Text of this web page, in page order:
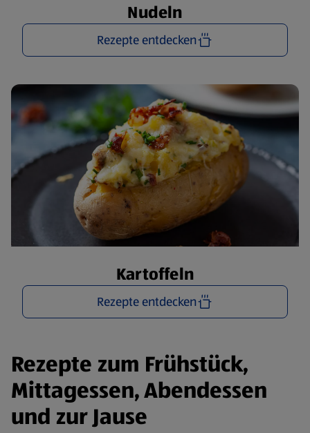
Nudeln
Rezepte entdecken
Kartoffeln
Rezepte entdecken
Rezepte zum Frühstück,
Mittagessen, Abendessen
und zur Jause